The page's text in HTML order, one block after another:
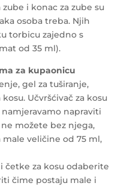
i konac za zube su
osoba treba. Njih
torbicu zajedno s
od 35 ml).
za kupaonicu
gel za tuširanje,
Učvršćivač za kosu
napraviti
možete bez njega,
veličine od 75 ml,
četke za kosu odaberite
čime postaju male i